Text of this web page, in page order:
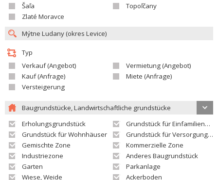
Šaľa
Topoľčany
Zlaté Moravce
Typ
Verkauf (Angebot)
Vermietung (Angebot)
Kauf (Anfrage)
Miete (Anfrage)
Versteigerung
Baugrundstücke, Landwirtschaftliche grundstücke
Erholungsgrundstück
Grundstück für Einfamilienhäuser
Grundstück für Wohnhäuser
Grundstück für Versorgungseinrichtungen
Gemischte Zone
Kommerzielle Zone
Industriezone
Anderes Baugrundstück
Garten
Parkanlage
Wiese, Weide
Ackerboden